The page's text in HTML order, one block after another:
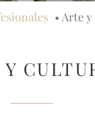
• Arte